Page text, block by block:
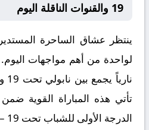
19 والقنوات الناقلة اليوم
ينتظر عشاق الساحرة
لواحدة من أهم مواجهات
نارياً يجمع بين نابولي تحت 19
تأتي هذه المباراة القوية
الدرجة الأولى للشباب تحت 19 – ربع النهائي